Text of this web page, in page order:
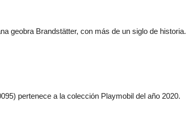
geobra Brandstätter, con más de un siglo de historia.
pertenece a la colección Playmobil del año 2020.